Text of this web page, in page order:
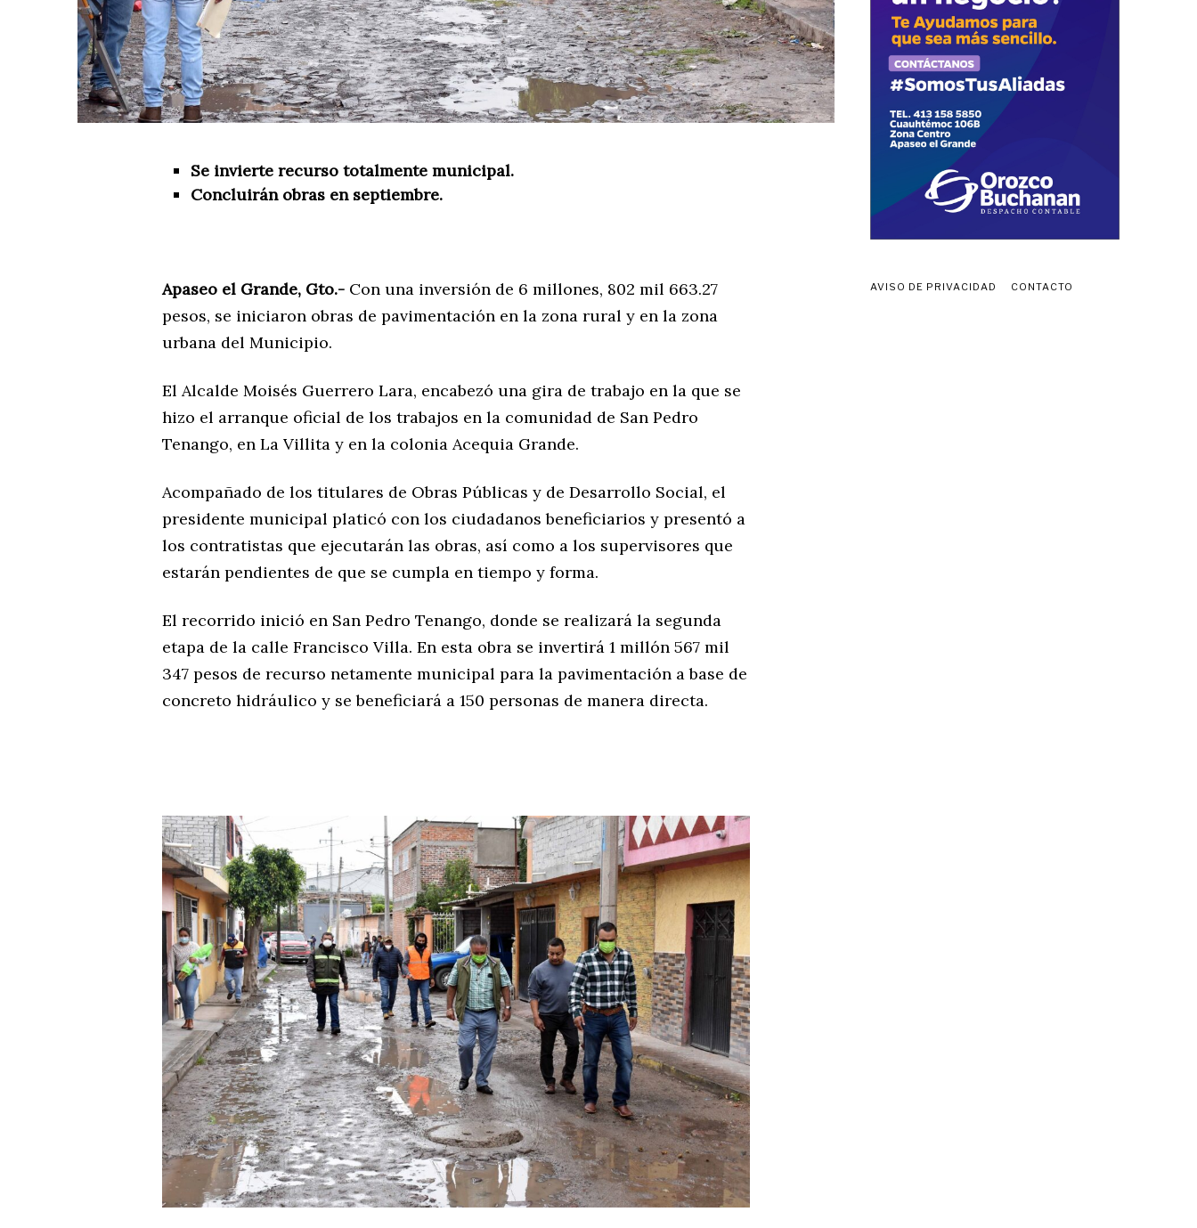
Se invierte recurso totalmente municipal.
Concluirán obras en septiembre.
Apaseo el Grande, Gto.- Con una inversión de 6 millones, 802 mil 663.27
pesos, se iniciaron obras de pavimentación en la zona rural y en la zona
urbana del Municipio.
El Alcalde Moisés Guerrero Lara, encabezó una gira de trabajo en la que se
hizo el arranque oficial de los trabajos en la comunidad de San Pedro
Tenango, en La Villita y en la colonia Acequia Grande.
Acompañado de los titulares de Obras Públicas y de Desarrollo Social, el
presidente municipal platicó con los ciudadanos beneficiarios y presentó a
los contratistas que ejecutarán las obras, así como a los supervisores que
estarán pendientes de que se cumpla en tiempo y forma.
El recorrido inició en San Pedro Tenango, donde se realizará la segunda
etapa de la calle Francisco Villa. En esta obra se invertirá 1 millón 567 mil
347 pesos de recurso netamente municipal para la pavimentación a base de
concreto hidráulico y se beneficiará a 150 personas de manera directa.
AVISO DE PRIVACIDAD CONTACTO